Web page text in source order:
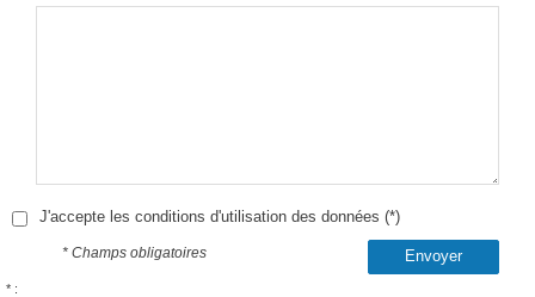
J'accepte les conditions d'utilisation des données (*)
Envoyer
* Champs obligatoires
* :